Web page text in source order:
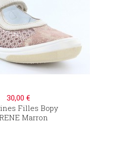
30,00 €
Filles Bopy
Marron